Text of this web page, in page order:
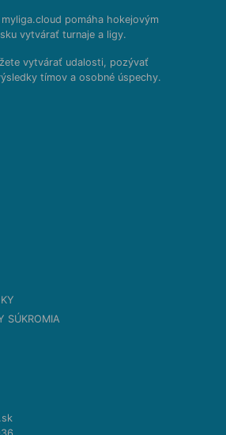
pomáha hokejovým
vytvárať turnaje a ligy.
vytvárať udalosti, pozývať
tímov a osobné úspechy.
SÚKROMIA